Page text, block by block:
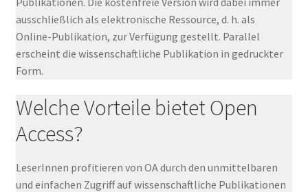
Open Access
Open Access
ausschließlich als elektronische Ressource, d. h. als
Online-Publikation, zur Verfügung gestellt. Parallel
erscheint die wissenschaftliche Publikation in gedruckter
Form.
Welche Vorteile bietet Open
Access?
LeserInnen profitieren von OA durch den unmittelbaren
und einfachen Zugriff auf wissenschaftliche Publikationen